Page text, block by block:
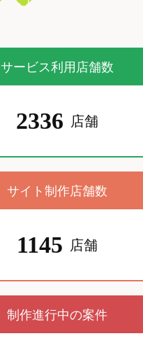
サービス利用店舗数
2336 店舗
サイト制作店舗数
1145 店舗
制作進行中の案件